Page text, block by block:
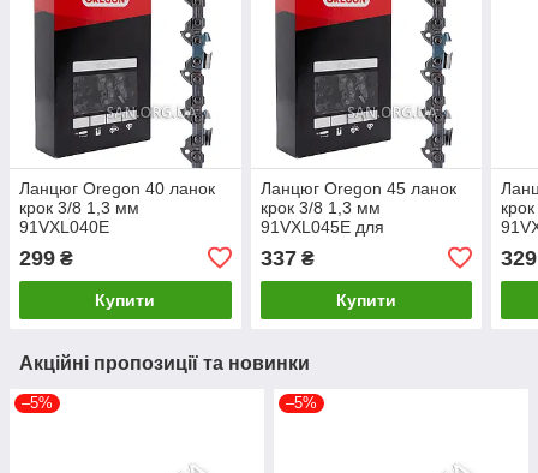
Ланцюг Oregon 40 ланок
крок 3/8 1,3 мм
91VXL040E
299 ₴
Купити
Ланцюг Oregon 45 ланок
крок 3/8 1,3 мм
91VXL045E для
337₴
Купити
329
Акційні пропозиції та новинки
–5% –5%